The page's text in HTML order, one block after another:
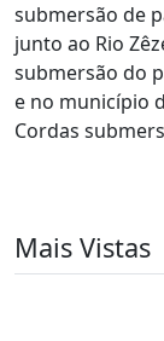
submersão de
junto ao Rio
submersão do
e no município
Cordas
Mais Vistas